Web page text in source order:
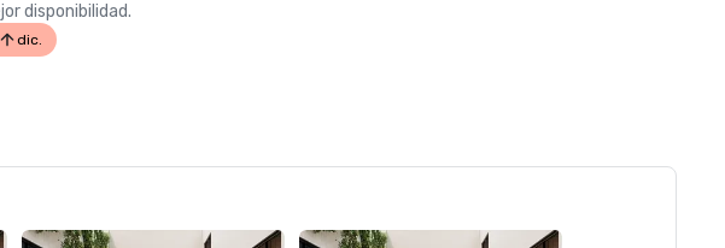
disponibilidad.
dic.